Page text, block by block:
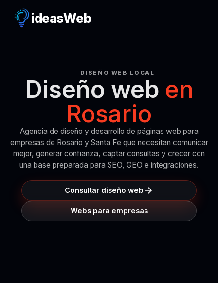
ideasWeb
DISEÑO WEB LOCAL
Diseño web en
Rosario
Agencia de diseño y desarrollo de páginas web para
empresas de Rosario y Santa Fe que necesitan comunicar
mejor, generar confianza, captar consultas y crecer con
una base preparada para SEO, GEO e integraciones.
Consultar diseño web
Webs para empresas